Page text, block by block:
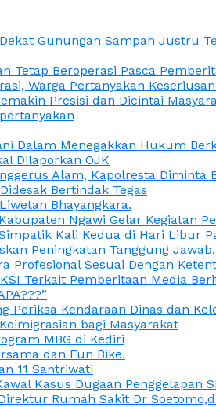
Gunungan Sampah Justru
Beroperasi Pasca
Warga Pertanyakan
Presisi dan Dicintai
Dalam Menegakkan Hukum
Dilaporkan OJK
Alam, Kapolresta Diminta
Bertindak Tegas
Bhayangkara.
Ngawi Gelar Kegiatan
Kali Kedua di Hari Libur
Peningkatan Tanggung
Profesional Sesuai Dengan
Terkait Pemberitaan Media
Periksa Kendaraan Dinas dan
bagi Masyarakat
MBG di Kediri
dan Fun Bike.
11 Santriwati
Kasus Dugaan Penggelapan
Rumah Sakit Dr